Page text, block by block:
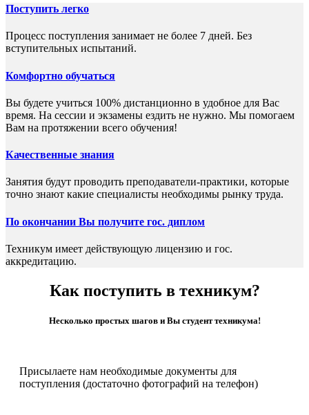
Поступить легко
Процесс поступления занимает не более 7 дней. Без
вступительных испытаний.
Комфортно обучаться
Вы будете учиться 100% дистанционно в удобное для Вас
время. На сессии и экзамены ездить не нужно. Мы помогаем
Вам на протяжении всего обучения!
Качественные знания
Занятия будут проводить преподаватели-практики, которые
точно знают какие специалисты необходимы рынку труда.
По окончании Вы получите гос. диплом
Техникум имеет действующую лицензию и гос.
аккредитацию.
Как поступить в техникум?
Несколько простых шагов и Вы студент техникума!
Присылаете нам необходимые документы для
поступления (достаточно фотографий на телефон)